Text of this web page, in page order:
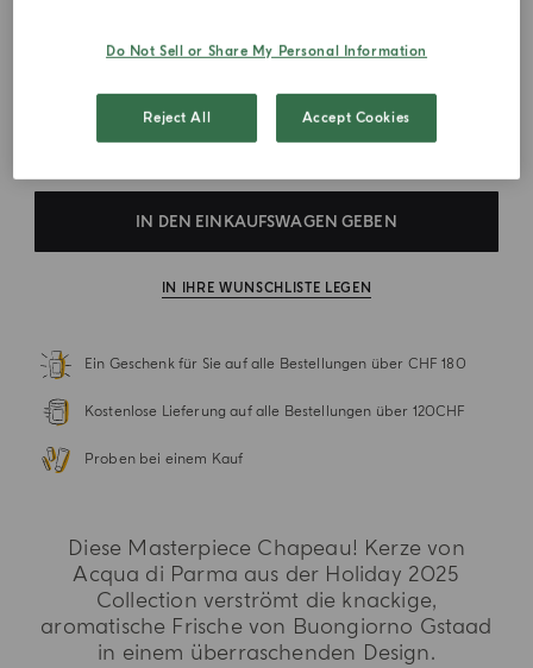
Menge
IN DEN EINKAUFSWAGEN GEBEN
IN IHRE WUNSCHLISTE LEGEN
Ein Geschenk für Sie auf alle Bestellungen über CHF 180
Kostenlose Lieferung auf alle Bestellungen über 120CHF
Proben bei einem Kauf
Diese Masterpiece Chapeau! Kerze von
Acqua di Parma aus der Holiday 2025
Collection verströmt die knackige,
aromatische Frische von Buongiorno Gstaad
in einem überraschenden Design.
Do Not Sell or Share My Personal Information
Reject All Accept Cookies